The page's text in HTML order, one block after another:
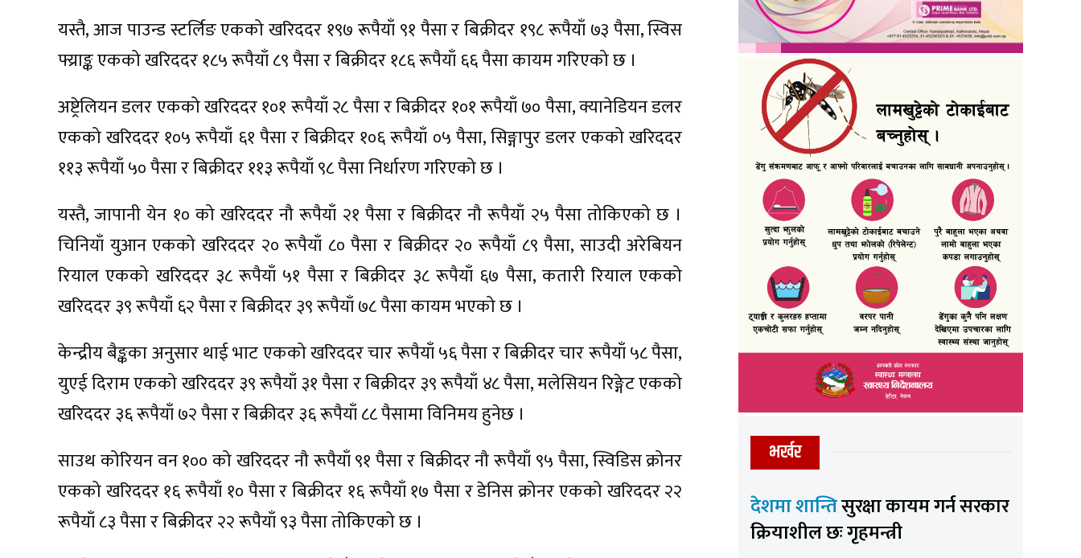
यस्तै, आज पाउन्ड स्टर्लिङ एकको खरिददर १९७ रूपैयाँ ९१ पैसा र बिक्रीदर १९८ रूपैयाँ ७३ पैसा, स्विस
फ्य्राङ्क एकको खरिददर १८५ रूपैयाँ ८९ पैसा र बिक्रीदर १८६ रूपैयाँ ६६ पैसा कायम गरिएको छ ।
अष्ट्रेलियन डलर एकको खरिददर १०१ रूपैयाँ २८ पैसा र बिक्रीदर १०१ रूपैयाँ ७० पैसा, क्यानेडियन डलर
एकको खरिददर १०५ रूपैयाँ ६१ पैसा र बिक्रीदर १०६ रूपैयाँ ०५ पैसा, सिङ्गापुर डलर एकको खरिददर
११३ रूपैयाँ ५० पैसा र बिक्रीदर ११३ रूपैयाँ ९८ पैसा निर्धारण गरिएको छ ।
यस्तै, जापानी येन १० को खरिददर नौ रूपैयाँ २१ पैसा र बिक्रीदर नौ रूपैयाँ २५ पैसा तोकिएको छ ।
चिनियाँ युआन एकको खरिददर २० रूपैयाँ ८० पैसा र बिक्रीदर २० रूपैयाँ ८९ पैसा, साउदी अरेबियन
रियाल एकको खरिददर ३८ रूपैयाँ ५१ पैसा र बिक्रीदर ३८ रूपैयाँ ६७ पैसा, कतारी रियाल एकको
खरिददर ३९ रूपैयाँ ६२ पैसा र बिक्रीदर ३९ रूपैयाँ ७८ पैसा कायम भएको छ ।
केन्द्रीय बैङ्कका अनुसार थाई भाट एकको खरिददर चार रूपैयाँ ५६ पैसा र बिक्रीदर चार रूपैयाँ ५८ पैसा,
युएई दिराम एकको खरिददर ३९ रूपैयाँ ३१ पैसा र बिक्रीदर ३९ रूपैयाँ ४८ पैसा, मलेसियन रिङ्गेट एकको
खरिददर ३६ रूपैयाँ ७२ पैसा र बिक्रीदर ३६ रूपैयाँ ८८ पैसामा विनिमय हुनेछ ।
साउथ कोरियन वन १०० को खरिददर नौ रूपैयाँ ९१ पैसा र बिक्रीदर नौ रूपैयाँ ९५ पैसा, स्विडिस क्रोनर
एकको खरिददर १६ रूपैयाँ १० पैसा र बिक्रीदर १६ रूपैयाँ १७ पैसा र डेनिस क्रोनर एकको खरिददर २२
रूपैयाँ ८३ पैसा र बिक्रीदर २२ रूपैयाँ ९३ पैसा तोकिएको छ ।
भर्खर
देशमा शान्तिसुरक्षा कायम गर्न सरकार
क्रियाशील छः गृहमन्त्री